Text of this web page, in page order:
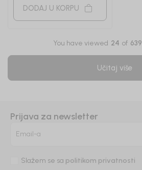
DODAJ U KORPU
You have viewed 24 of 639
Učitaj više
Prijava za newsletter
Email-a
Slažem se sa politikom privatnosti